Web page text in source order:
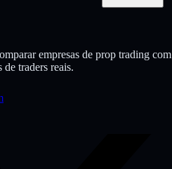
empresas de prop trading com
traders reais.